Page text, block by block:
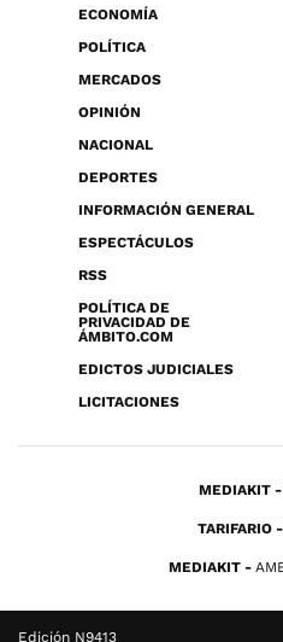
ECONOMÍA
POLÍTICA
MERCADOS
OPINIÓN
NACIONAL
DEPORTES
INFORMACIÓN GENERAL
ESPECTÁCULOS
RSS
POLÍTICA DE
PRIVACIDAD DE
ÁMBITO.COM
EDICTOS JUDICIALES
LICITACIONES
MEDIAKIT
TARIFARIO
MEDIAKIT
Edición N9413